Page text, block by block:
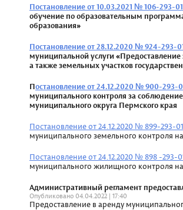
Постановление от 10.03.2021 № 106-293-
обучение пообразовательным
образования»
Постановление от 28.12.2020 № 924-293-
муниципальной услуги
а также земельных участков
Постановление от 24.12.2020 № 900-293-
муниципального контроля за
муниципального округа Пермского края
Постановление от 24.12.2020 № 899-293-
муниципального земельного контроля
Постановление от 24.12.2020 № 898 -293-
муниципального жилищного контроля
Административный регламент
Опубликовано 04.04.2022 | 17:40
Предоставление в аренду